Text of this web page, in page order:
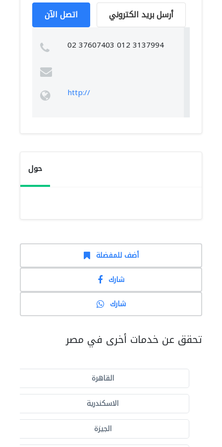
اتصل الآن أرسل بريد الكتروني
02 37607403 012 3137994
http://
حول
أضف للمفضلة
شارك
شارك
تحقق عن خدمات أخرى في مصر
القاهرة
الاسكندرية
الجيزة